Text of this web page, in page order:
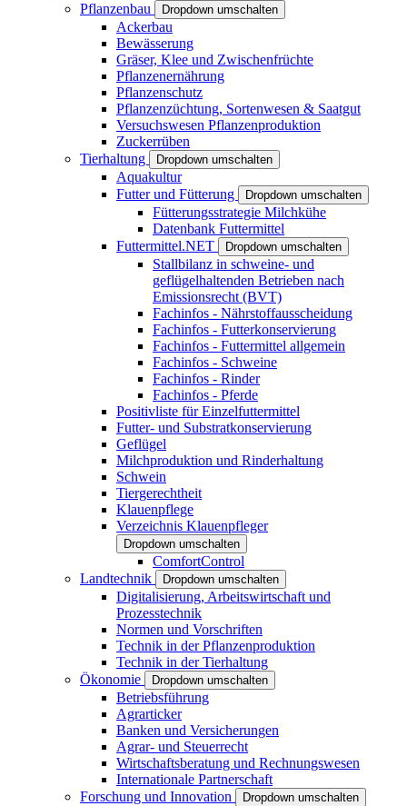
Pflanzenbau Dropdown umschalten
Ackerbau
Bewässerung
Gräser, Klee und Zwischenfrüchte
Pflanzenernährung
Pflanzenschutz
Pflanzenzüchtung, Sortenwesen & Saatgut
Versuchswesen Pflanzenproduktion
Zuckerrüben
Tierhaltung
Dropdown umschalten
Aquakultur
Futter und Fütterung
Dropdown umschalten
Fütterungsstrategie Milchkühe
Datenbank Futtermittel
Futtermittel.NET
Dropdown umschalten
Stallbilanz in schweine- und
geflügelhaltenden Betrieben nach
Emissionsrecht (BVT)
Fachinfos - Nährstoffausscheidung
Fachinfos - Futterkonservierung
Fachinfos - Futtermittel allgemein
Fachinfos - Schweine
Fachinfos - Rinder
Fachinfos - Pferde
Positivliste für Einzelfuttermittel
Futter- und Substratkonservierung
Geflügel
Milchproduktion und Rinderhaltung
Schwein
Tiergerechtheit
Klauenpflege
Verzeichnis Klauenpfleger
Dropdown umschalten
ComfortControl
Landtechnik
Dropdown umschalten
Digitalisierung, Arbeitswirtschaft und
Prozesstechnik
Normen und Vorschriften
Technik in der Pflanzenproduktion
Technik in der Tierhaltung
Ökonomie
Dropdown umschalten
Betriebsführung
Agrarticker
Banken und Versicherungen
Agrar- und Steuerrecht
Wirtschaftsberatung und Rechnungswesen
Internationale Partnerschaft
Forschung und Innovation
Dropdown umschalten